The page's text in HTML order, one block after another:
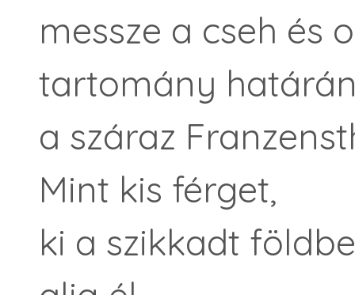
messze a cseh és
tartomány
a száraz
Mint kis férget,
ki a szikkadt